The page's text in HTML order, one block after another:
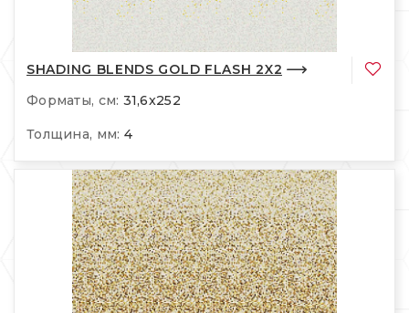
SHADING BLENDS GOLD FLASH 2X2
Форматы, см: 31,6x252
Толщина, мм: 4